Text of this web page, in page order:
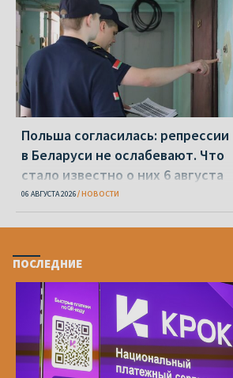
Польша согласилась: репрессии
в Беларуси не ослабевают. Что
стало известно о них 6 августа
06 АВГУСТА 2026 НОВОСТИ
ПОСЛЕДНИЕ